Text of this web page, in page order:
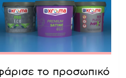
το προσωπικό